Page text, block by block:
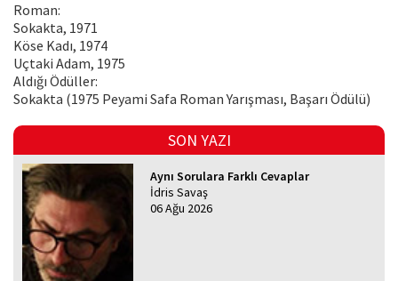
Roman:
Sokakta, 1971
Köse Kadı, 1974
Uçtaki Adam, 1975
Aldığı Ödüller:
Sokakta (1975 Peyami Safa Roman Yarışması, Başarı Ödülü)
SON YAZI
Aynı Sorulara Farklı Cevaplar
İdris Savaş
06 Ağu 2026